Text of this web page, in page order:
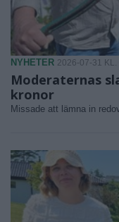
NYHETER 2026-07-31 KL.
Moderaternas
kronor
Missade att lämna in